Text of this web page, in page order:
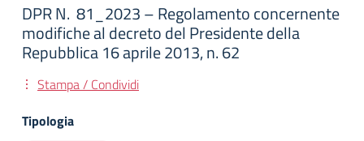
DPR N. 81_2023 – Regolamento concernente
modifiche al decreto del Presidente della
Repubblica 16 aprile 2013, n. 62
Stampa / Condividi
Tipologia